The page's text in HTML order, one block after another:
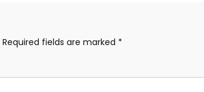
Required fields are marked *